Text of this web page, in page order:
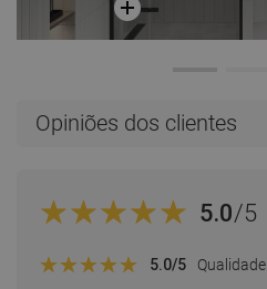
Opiniões dos clientes
5.0/5
5.0/5 Qualidade